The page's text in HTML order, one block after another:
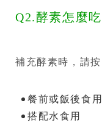
Q2.酵素怎麼
補充酵素時，請
餐前或飯後食
搭配水食用